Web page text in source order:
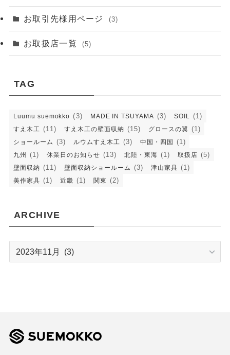
お取引先様用ページ (3)
お取扱店一覧 (5)
TAG
Luumu suemokko (3) MADE IN TSUYAMA (3) SOIL (1)
すえ木工 (11) すえ木工の壁面収納 (15) グロースの翼 (1)
ショールーム (3) ルウムすえ木工 (3) 中国・四国 (1)
九州 (1) 休業日のお知らせ (13) 北陸・東海 (1) 取扱店 (5)
壁面収納 (11) 壁面収納ショールーム (3) 津山家具 (1)
美作家具 (1) 近畿 (1) 関東 (2)
ARCHIVE
ARCHIVE